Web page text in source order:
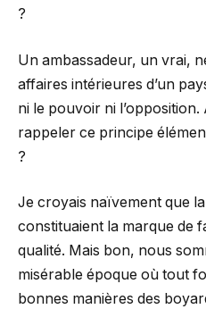
?
Un ambassadeur, un vrai,
affaires intérieures d’un
ni le pouvoir ni
rappeler ce principe
?
Je croyais naïvement que
constituaient la marque de
qualité. Mais bon, nous
misérable époque où tout
bonnes manières des